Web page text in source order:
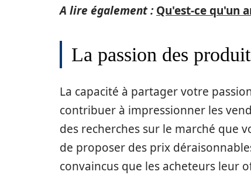
A lire également : Qu'est-ce qu'un
La passion des
La capacité à partager votre
contribuer à impressionner les
des recherches sur le marché que
de proposer des prix
convaincus que les acheteurs leur